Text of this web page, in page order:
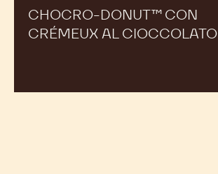
CHOCRO-DONUT™ CON
CRÉMEUX AL CIOCCOLATO